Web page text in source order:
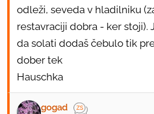
odleži, seveda v hladilniku
restavraciji dobra - ker stoji).
da solati dodaš čebulo tik
dober tek
Hauschka
gogad